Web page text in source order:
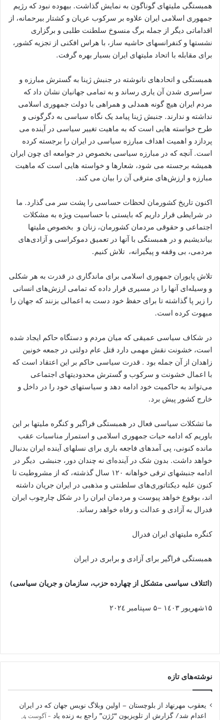
همبستگی ملیتهای گوناگون به نمایش گذاشت. بیهوده نبود که رژیم
جمهوری اسلامی ایران علاوه بر سرکوب عریان و کشتار بیرحمانه، از
اقداماتی دیگر از جمله برگ منسوخ سلطنت طلبی و برگزاری
نشستها و کنفرانسهای حاشیه ساز، با هراس افکنی از تجزیه کشور،
برای مقابله با اتحاد ملیتهای ایران بسیار بهره گرفت.
همبستگی و اتحادهای نانوشته در جنبش ژینا به گسترش مبارزه و
سراسری شدن آن یاری رساند و به تمامی جهانیان نشان داد که
مردم ایران هیچ گونه همدلی و همراهی با دولت جمهوری اسلامی
نداشته و ندارند. جنبش ژینا پیامد یک نگاه سیاسی به دگرگونی و
طرح خواسته هایی است که به ماهیت تغییر سیاسی در آینده می
پردازد و اهمیت اهداف مبارزه سیاسی در ایران را برجسته کرده
است. آنچه که در مبارزه سیاسی بخصوص در جوامعه ای چون ایران
همیشه برجسته می شود، شعارها و خواسته هایی است که ماهیت
مبارزه و ارزش‌های مترقی آن را بیان می کند.
اکنون تاریخ کشورمان لحظات حساسی را پشت سر می گذارد. ما
در شرایطی قرار داریم که بایستی با حساسیت ویژه به مشکلات
اجتماعی و حقوقی مردمان کشورمان، زنان و بخصوص ملیتها
بیاندیشیم و در همبستگی با آنها در تعمیق دموکراسی و آزادی‌های
مردمی، بی وقفه و پیگیرانه، تلاش کنیم.
تلاش پایوران جمهوری اسلامی برای ماندگاری در قدرت به هر شکلی
و وسیله‌ای آنها را در مسیری قرار داده که تمامی ارزش‌های انسانی
را زیر پا گذاشته تا برای حفظ خود دست به اعمالی بزنند که جهان را
مبهوت کرده است.
در شکاف سیاسی عمیقی که میان مردم و دستگاه حاکم ایجاد شده
است، خشونت نقش مهمی دارد قتل عام دولتی در جمعه خونین
زاهدان از آن جمله بود . قدرت سیاسی حاکم بر این اعتقاد است که
با اعمال خشونت و سرکوب و گسترش محدودیتهای اجتماعی
می‌تواند به حاکمیت خود ادامه دهد و سیاستهای خود را در داخل و
خارج کشور پیش برد.
ما تشکلات سیاسی فعال در همبستگی فراگیر و کنگره ملیتها بر این
باوریم که ادامه حیات جمهوری اسلامی و استمرار مناسبات عقب
مانده کنونی، پی آمدهای فاجعه باری برای نسلهای آینده ایران بدنبال
خواهد داشت. بدون شک در آینده‌ای نه چندان دور، جنبشی دیگر در
ادامه جنبشهای ترقی خواهانه ۱۲۰ سال گذشته، که از مشروطیت تا
کنون علیه دیکتاتوری‌های سلطنتی و مذهبی در ایران جریان داشته
اند، بوقوع خواهد پیوست و مردمان ایران را در شکل چارچوب ایران
فدرال به آزادی و عدالت و رفاه خواهد رساند.
کنگره ملیتهای ایران فدرال
همبستگی فراگیر برای آزادی و برابری در ایران
(ائتلاف سياسی متشکل از چهارده حزب، سازمان و جريان سياسی)
۱۵شهریور ١٤٠٣ –۵ سپتامبر ٢٠٢٤
نوشته‌های تازه
یعقوب مهرنهاد از بلوچستان – اولین وبلاگ نویس جهان که در ایران
اعدام شد/ گزارش از تلویزیون “رُژن” راجع به زنده یاد
آگوست 4,